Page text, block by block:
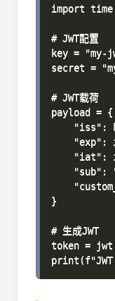
import time
# JWT配置
key = "my-
secret =
# JWT载荷
payload = {
"iss":
"exp":
"iat":
"sub":
}
# 生成JWT
token =